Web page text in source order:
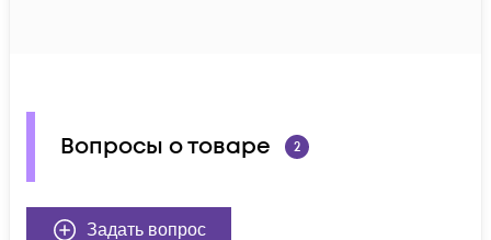
Вопросы о товаре 2
Задать вопрос